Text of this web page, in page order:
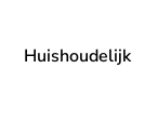
Huishoudelijk